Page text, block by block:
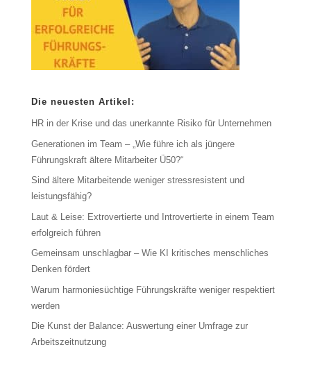
Die neuesten Artikel:
HR in der Krise und das unerkannte Risiko für Unternehmen
Generationen im Team – „Wie führe ich als jüngere
Führungskraft ältere Mitarbeiter Ü50?“
Sind ältere Mitarbeitende weniger stressresistent und
leistungsfähig?
Laut & Leise: Extrovertierte und Introvertierte in einem Team
erfolgreich führen
Gemeinsam unschlagbar – Wie KI kritisches menschliches
Denken fördert
Warum harmoniesüchtige Führungskräfte weniger respektiert
werden
Die Kunst der Balance: Auswertung einer Umfrage zur
Arbeitszeitnutzung